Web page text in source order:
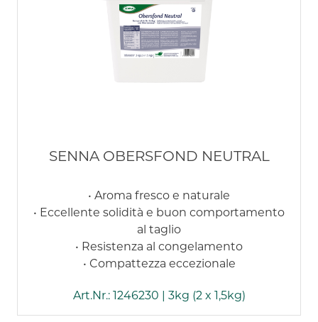
SENNA OBERSFOND NEUTRAL
• Aroma fresco e naturale
• Eccellente solidità e buon comportamento
al taglio
• Resistenza al congelamento
• Compattezza eccezionale
Art.Nr.: 1246230 | 3kg (2 x 1,5kg)